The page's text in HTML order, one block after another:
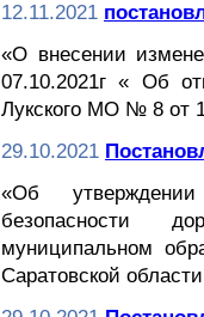
12.11.2021
«О внесении
07.10.2021г « Об
Лукского МО № 8 от
29.10.2021
«Об
безопасности
муниципальном
Саратовской